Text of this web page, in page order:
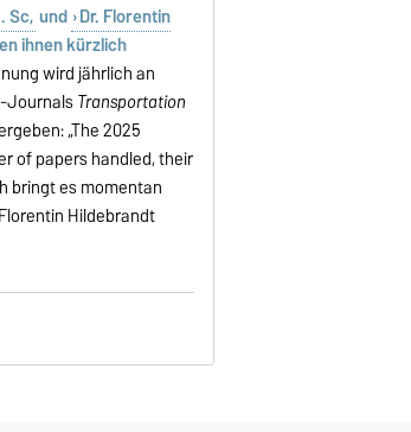
Sc, und Dr. Florentin
ihnen kürzlich
wird jährlich an
JournalsTransportation
„The 2025
of papers handled, their
bringt es momentan
Hildebrandt